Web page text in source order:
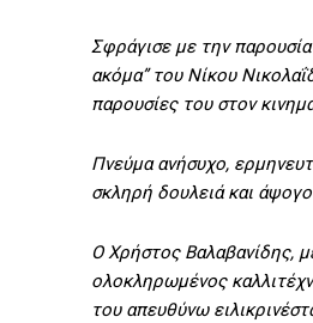
Σφράγισε με την
ακόμα” του Νίκου
παρουσίες του στον
Πνεύμα ανήσυχο,
σκληρή δουλειά και
Ο Χρήστος Βαλαβανίδης,
ολοκληρωμένος
του απευθύνω